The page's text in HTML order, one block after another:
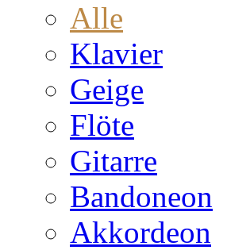
Alle
Klavier
Geige
Flöte
Gitarre
Bandoneon
Akkordeon